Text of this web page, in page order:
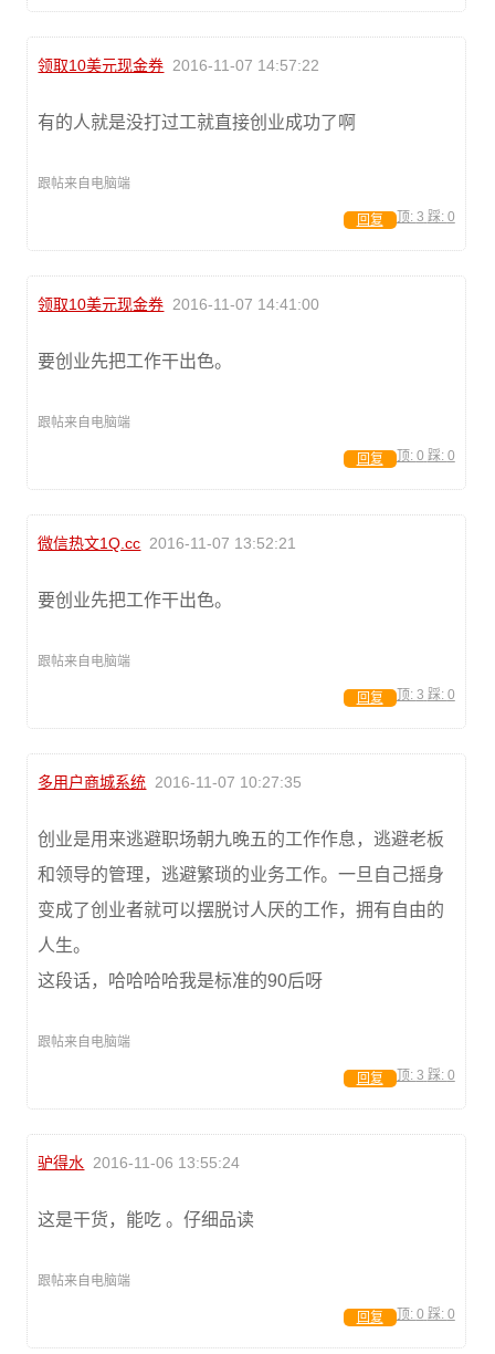
领取10美元现金券 2016-11-07 14:57:22
有的人就是没打过工就直接创业成功了啊
跟帖来自电脑端
顶: 3 踩: 0
回复
领取10美元现金券 2016-11-07 14:41:00
要创业先把工作干出色。
跟帖来自电脑端
顶: 0 踩: 0
回复
微信热文1Q.cc 2016-11-07 13:52:21
要创业先把工作干出色。
跟帖来自电脑端
顶: 3 踩: 0
回复
多用户商城系统 2016-11-07 10:27:35
创业是用来逃避职场朝九晚五的工作作息，逃避老板
和领导的管理，逃避繁琐的业务工作。一旦自己摇身
变成了创业者就可以摆脱讨人厌的工作，拥有自由的
人生。
这段话，哈哈哈哈我是标准的90后呀
跟帖来自电脑端
顶: 3 踩: 0
回复
驴得水 2016-11-06 13:55:24
这是干货，能吃 。仔细品读
跟帖来自电脑端
顶: 0 踩: 0
回复